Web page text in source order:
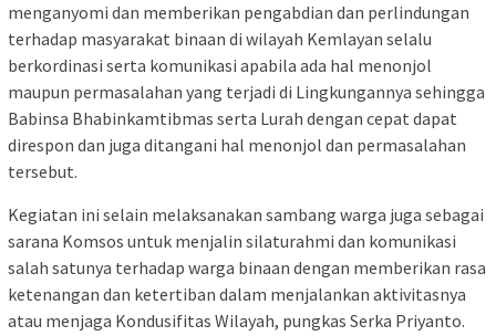
menganyomi dan memberikan pengabdian dan perlindungan
terhadap masyarakat binaan di wilayah Kemlayan selalu
berkordinasi serta komunikasi apabila ada hal menonjol
maupun permasalahan yang terjadi di Lingkungannya sehingga
Babinsa Bhabinkamtibmas serta Lurah dengan cepat dapat
direspon dan juga ditangani hal menonjol dan permasalahan
tersebut.
Kegiatan ini selain melaksanakan sambang warga juga sebagai
sarana Komsos untuk menjalin silaturahmi dan komunikasi
salah satunya terhadap warga binaan dengan memberikan rasa
ketenangan dan ketertiban dalam menjalankan aktivitasnya
atau menjaga Kondusifitas Wilayah, pungkas Serka Priyanto.